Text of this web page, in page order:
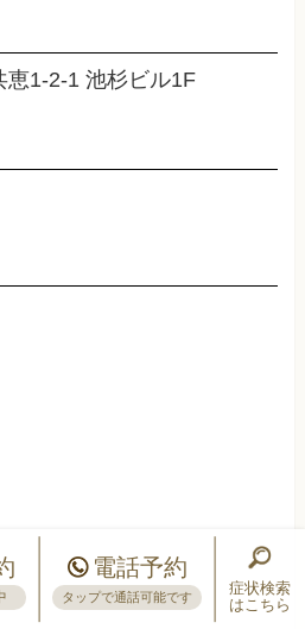
1-2-1 池杉ビル1F
電話予約
タップで通話可能です
症状検索
はこちら